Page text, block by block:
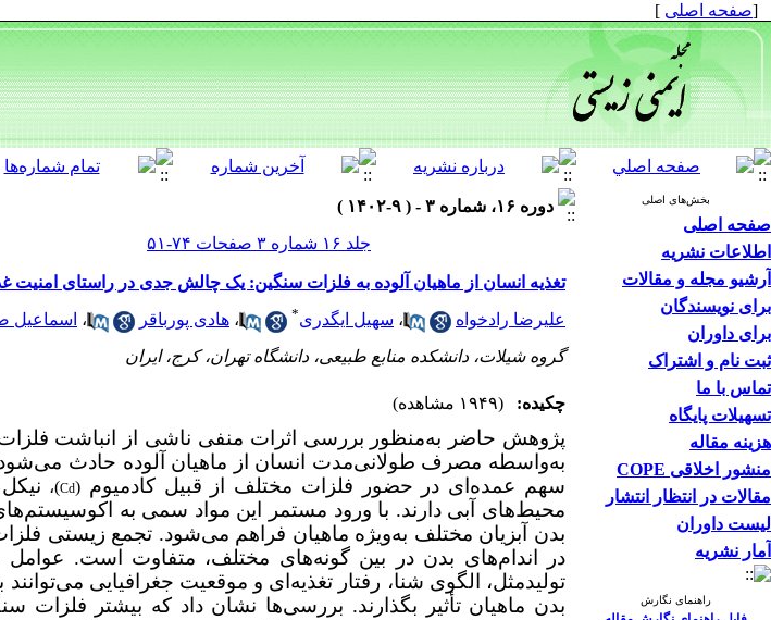
[صفحه اصلی ]
بخش‌های اصلی
صفحه اصلی
اطلاعات نشریه
آرشیو مجله و مقالات
برای نویسندگان
برای داوران
ثبت نام و اشتراک
تماس با ما
تسهیلات پایگاه
هزینه مقاله
منشور اخلاقی COPE
مقالات در انتظار انتشار
لیست داوران
آمار نشریه
راهنمای نگارش
دوره ۱۶، شماره ۳ - ( ۹-۱۴۰۲ )
جلد ۱۶ شماره ۳ صفحات ۷۴-۵۱
تغذیه انسان از ماهیان آلوده به فلزات سنگین: یک چالش جدی در راستای امنیت
علیرضا رادخواه ، سهیل ایگدری* ، هادی پورباقر ، اسماعیل
گروه شیلات، دانشکده منابع طبیعی، دانشگاه تهران، کرج، ایران
چکیده: (۱۹۴۹ مشاهده)
پژوهش حاضر به‌منظور بررسی اثرات منفی ناشی از انباشت
به‌واسطه مصرف طولانی‌مدت انسان از ماهیان آلوده حادث
سهم عمده‌ای در حضور فلزات مختلف از قبیل کادمیوم(
Cd)، نیکل
محیطهای آبی دارند. با ورود مستمر این مواد سمی به اکوسیستم
بدن آبزیان مختلف به‌ویژه ماهیان فراهم می‌شود. تجمع زیستی
در اندام‌های بدن در بین گونه‌های مختلف، متفاوت است.
تولیدمثل، الگوی شنا، رفتار تغذیه‌ای و موقعیت جغرافیایی
بدن ماهیان تأثیر بگذارند. بررسی‌ها نشان داد که بیشتر